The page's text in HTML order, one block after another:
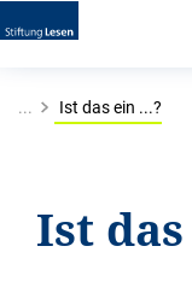
... Ist das ein ...?
Ist